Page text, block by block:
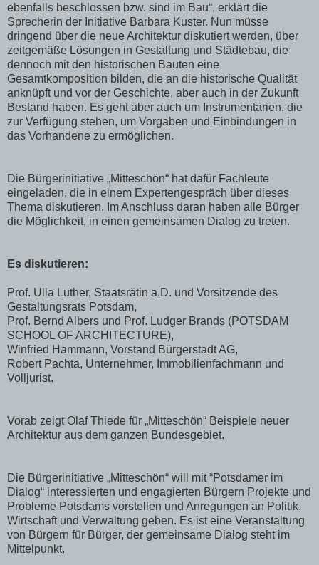
ebenfalls beschlossen bzw. sind im Bau“, erklärt die
Sprecherin der Initiative Barbara Kuster. Nun müsse
dringend über die neue Architektur diskutiert werden, über
zeitgemäße Lösungen in Gestaltung und Städtebau, die
dennoch mit den historischen Bauten eine
Gesamtkomposition bilden, die an die historische Qualität
anknüpft und vor der Geschichte, aber auch in der Zukunft
Bestand haben. Es geht aber auch um Instrumentarien, die
zur Verfügung stehen, um Vorgaben und Einbindungen in
das Vorhandene zu ermöglichen.
Die Bürgerinitiative „Mitteschön“ hat dafür Fachleute
eingeladen, die in einem Expertengespräch über dieses
Thema diskutieren. Im Anschluss daran haben alle Bürger
die Möglichkeit, in einen gemeinsamen Dialog zu treten.
Es diskutieren:
Prof. Ulla Luther, Staatsrätin a.D. und Vorsitzende des
Gestaltungsrats Potsdam,
Prof. Bernd Albers und Prof. Ludger Brands (POTSDAM
SCHOOL OF ARCHITECTURE),
Winfried Hammann, Vorstand Bürgerstadt AG,
Robert Pachta, Unternehmer, Immobilienfachmann und
Volljurist.
Vorab zeigt Olaf Thiede für „Mitteschön“ Beispiele neuer
Architektur aus dem ganzen Bundesgebiet.
Die Bürgerinitiative „Mitteschön“ will mit “Potsdamer im
Dialog“ interessierten und engagierten Bürgern Projekte und
Probleme Potsdams vorstellen und Anregungen an Politik,
Wirtschaft und Verwaltung geben. Es ist eine Veranstaltung
von Bürgern für Bürger, der gemeinsame Dialog steht im
Mittelpunkt.